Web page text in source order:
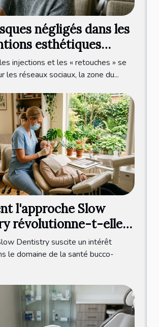
négligés dans les
esthétiques
l’œil ?
injections et les « retouches » se
les réseaux sociaux, la zone du...
l'approche Slow
révolutionne-t-elle
dentaires ?
Dentistry suscite un intérêt
le domaine de la santé bucco-